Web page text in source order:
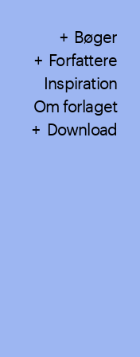
Bøger
Forfattere
Inspiration
Om forlaget
Download